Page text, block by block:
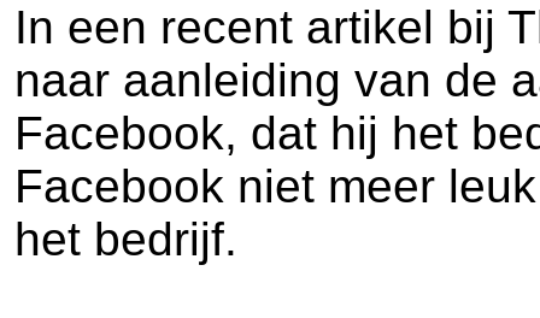
In een recent artikel bij
naar aanleiding van de
Facebook, dat hij het
Facebook niet meer
het bedrijf.